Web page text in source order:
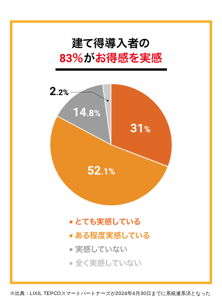
※出典：LIXIL TEPCOスマートパートナーズが2024年4月30日までに系統連系済となった